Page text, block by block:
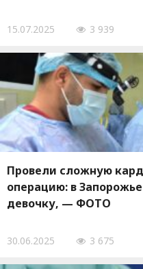
15.07.2025 3 939
Провели сложную
операцию: в
девочку, — ФОТО
30.06.2025 3 675